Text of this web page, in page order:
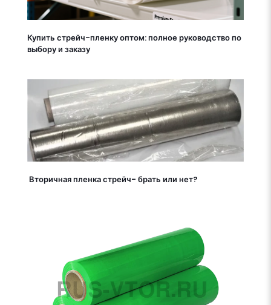
Купить стрейч-пленку оптом: полное руководство по
выбору и заказу
Вторичная пленка стрейч- брать или нет?